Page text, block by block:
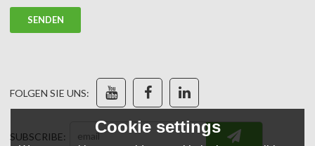
SENDEN
FOLGEN SIE UNS:
SUBSCRIBE:
Cookie settings